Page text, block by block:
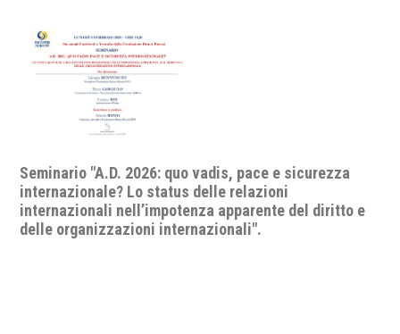
Seminario "A.D. 2026: quo vadis, pace e sicurezza
internazionale? Lo status delle relazioni
internazionali nell’impotenza apparente del diritto e
delle organizzazioni internazionali".